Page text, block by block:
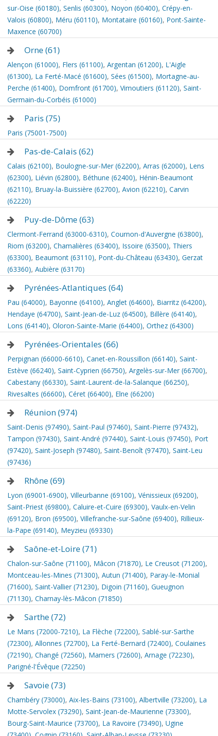
sur-Oise (60180), Senlis (60300), Noyon (60400), Crépy-en-
Valois (60800), Méru (60110), Montataire (60160), Pont-Sainte-
Maxence (60700)
Orne (61)
Alençon (61000), Flers (61100), Argentan (61200), L'Aigle
(61300), La Ferté-Macé (61600), Sées (61500), Mortagne-au-
Perche (61400), Domfront (61700), Vimoutiers (61120), Saint-
Germain-du-Corbéis (61000)
Paris (75)
Paris (75001-7500)
Pas-de-Calais (62)
Calais (62100), Boulogne-sur-Mer (62200), Arras (62000), Lens
(62300), Liévin (62800), Béthune (62400), Hénin-Beaumont
(62110), Bruay-la-Buissière (62700), Avion (62210), Carvin
(62220)
Puy-de-Dôme (63)
Clermont-Ferrand (63000-6310), Cournon-d'Auvergne (63800),
Riom (63200), Chamalières (63400), Issoire (63500), Thiers
(63300), Beaumont (63110), Pont-du-Château (63430), Gerzat
(63360), Aubière (63170)
Pyrénées-Atlantiques (64)
Pau (64000), Bayonne (64100), Anglet (64600), Biarritz (64200),
Hendaye (64700), Saint-Jean-de-Luz (64500), Billère (64140),
Lons (64140), Oloron-Sainte-Marie (64400), Orthez (64300)
Pyrénées-Orientales (66)
Perpignan (66000-6610), Canet-en-Roussillon (66140), Saint-
Estève (66240), Saint-Cyprien (66750), Argelès-sur-Mer (66700),
Cabestany (66330), Saint-Laurent-de-la-Salanque (66250),
Rivesaltes (66600), Céret (66400), Elne (66200)
Réunion (974)
Saint-Denis (97490), Saint-Paul (97460), Saint-Pierre (97432),
Tampon (97430), Saint-André (97440), Saint-Louis (97450), Port
(97420), Saint-Joseph (97480), Saint-Benoît (97470), Saint-Leu
(97436)
Rhône (69)
Lyon (69001-6900), Villeurbanne (69100), Vénissieux (69200),
Saint-Priest (69800), Caluire-et-Cuire (69300), Vaulx-en-Velin
(69120), Bron (69500), Villefranche-sur-Saône (69400), Rillieux-
la-Pape (69140), Meyzieu (69330)
Saône-et-Loire (71)
Chalon-sur-Saône (71100), Mâcon (71870), Le Creusot (71200),
Montceau-les-Mines (71300), Autun (71400), Paray-le-Monial
(71600), Saint-Vallier (71230), Digoin (71160), Gueugnon
(71130), Charnay-lès-Mâcon (71850)
Sarthe (72)
Le Mans (72000-7210), La Flèche (72200), Sablé-sur-Sarthe
(72300), Allonnes (72700), La Ferté-Bernard (72400), Coulaines
(72190), Changé (72560), Mamers (72600), Arnage (72230),
Parigné-l'Évêque (72250)
Savoie (73)
Chambéry (73000), Aix-les-Bains (73100), Albertville (73200), La
Motte-Servolex (73290), Saint-Jean-de-Maurienne (73300),
Bourg-Saint-Maurice (73700), La Ravoire (73490), Ugine